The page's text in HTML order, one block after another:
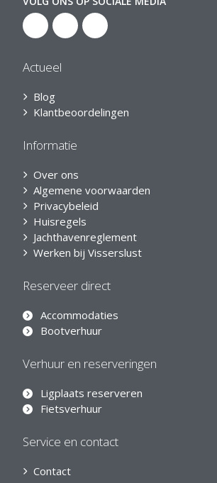
Actueel
Blog
Klantbeoordelingen
Informatie
Over ons
Algemene voorwaarden
Privacybeleid
Huisregels
Jachthavenreglement
Werken bij Visserslust
Reserveer direct
Accommodaties
Bootverhuur
Verhuur en reserveringen
Ligplaats reserveren
Fietsverhuur
Service en contact
Contact